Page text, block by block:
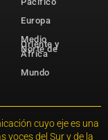
Europa
Medio
Oriente y
Norte de
África
Mundo
cuyo eje es una
voces del Sur y de la